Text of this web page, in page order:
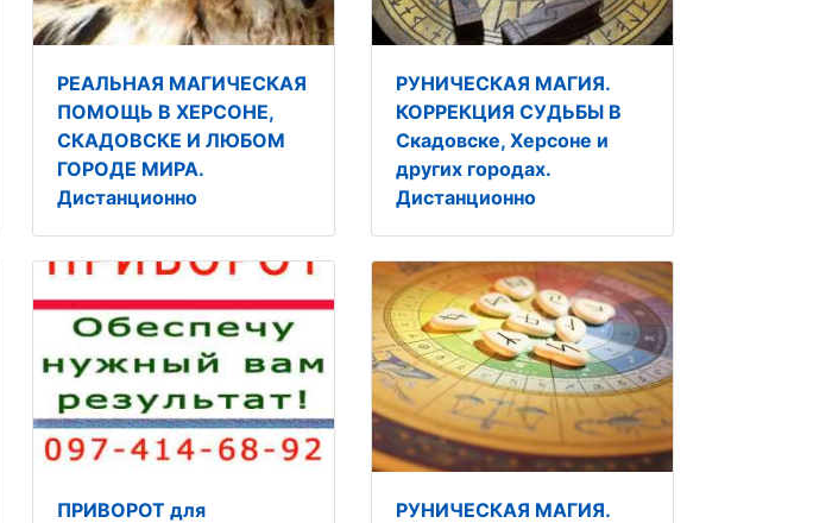
РЕАЛЬНАЯ МАГИЧЕСКАЯ
ПОМОЩЬ В ХЕРСОНЕ,
СКАДОВСКЕ И ЛЮБОМ
ГОРОДЕ МИРА.
Дистанционно
РУНИЧЕСКАЯ МАГИЯ.
КОРРЕКЦИЯ СУДЬБЫ В
Скадовске, Херсоне и
других городах.
Дистанционно
ПРИВОРОТ для
РУНИЧЕСКАЯ МАГИЯ.